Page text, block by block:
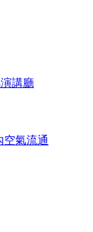
講廳
空氣流通